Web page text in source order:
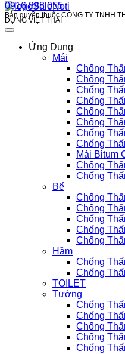
0916 888 055
Bản quyền thuộc CÔNG TY TNHH
DỰNG VIỆT THÁI
Ứng Dụng
Mái
Chống
Chống
Chống
Chống
Chống
Chống
Chống
Chống
Mái Bitum
Chống
Chống
Bể
Chống
Chống
Chống
Chống
Chống
Hầm
Chống
Chống
TOILET
Tường
Chống
Chống
Chống
Chống
Chống